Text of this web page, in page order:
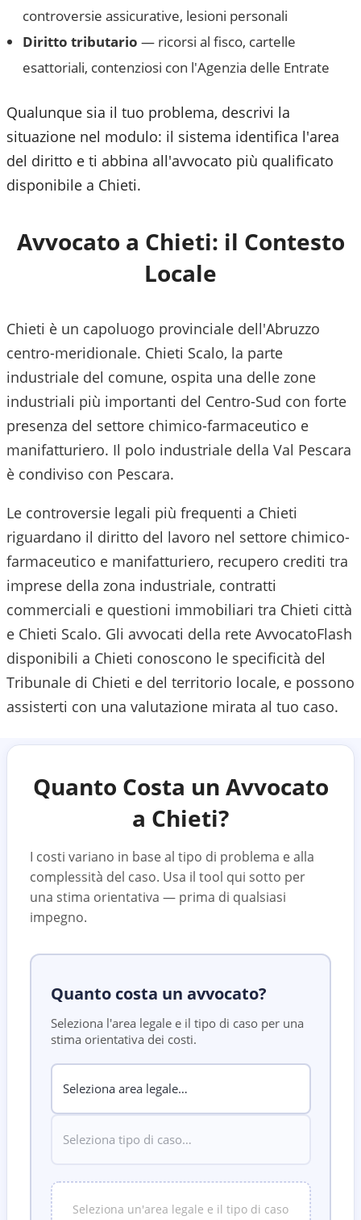
controversie assicurative, lesioni personali
Diritto tributario — ricorsi al fisco, cartelle
esattoriali, contenziosi con l'Agenzia delle Entrate
Qualunque sia il tuo problema, descrivi la
situazione nel modulo: il sistema identifica l'area
del diritto e ti abbina all'avvocato più qualificato
disponibile a Chieti.
Avvocato a Chieti: il Contesto
Locale
Chieti è un capoluogo provinciale dell'Abruzzo
centro-meridionale. Chieti Scalo, la parte
industriale del comune, ospita una delle zone
industriali più importanti del Centro-Sud con forte
presenza del settore chimico-farmaceutico e
manifatturiero. Il polo industriale della Val Pescara
è condiviso con Pescara.
Le controversie legali più frequenti a Chieti
riguardano il diritto del lavoro nel settore chimico-
farmaceutico e manifatturiero, recupero crediti tra
imprese della zona industriale, contratti
commerciali e questioni immobiliari tra Chieti città
e Chieti Scalo. Gli avvocati della rete AvvocatoFlash
disponibili a Chieti conoscono le specificità del
Tribunale di Chieti e del territorio locale, e possono
assisterti con una valutazione mirata al tuo caso.
Quanto Costa un Avvocato
a Chieti?
I costi variano in base al tipo di problema e alla
complessità del caso. Usa il tool qui sotto per
una stima orientativa — prima di qualsiasi
impegno.
Quanto costa un avvocato?
Seleziona l'area legale e il tipo di caso per una
stima orientativa dei costi.
Seleziona un'area legale e il tipo di caso